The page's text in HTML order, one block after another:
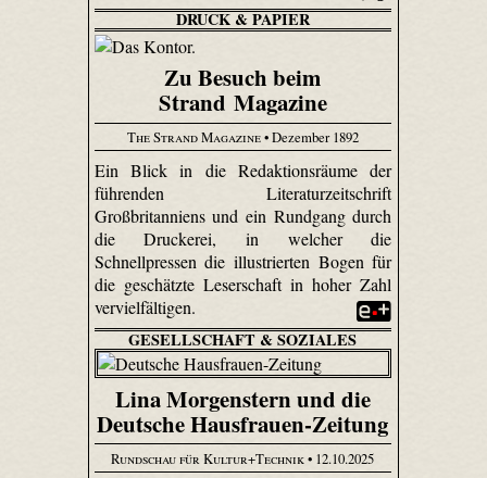
DRUCK & PAPIER
Zu Besuch beim
Strand Magazine
The Strand Magazine• Dezember 1892
Ein Blick in die Redaktionsräume der
führenden Literaturzeitschrift
Großbritanniens und ein Rundgang durch
die Druckerei, in welcher die
Schnellpressen die illustrierten Bogen für
die geschätzte Leserschaft in hoher Zahl
vervielfältigen.
GESELLSCHAFT & SOZIALES
Lina Morgenstern und die
Deutsche Hausfrauen-Zeitung
Rundschau für Kultur+Technik• 12.10.2025